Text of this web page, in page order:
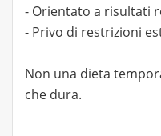
- Orientato a risultati
- Privo di restrizioni
Non una dieta
che dura.